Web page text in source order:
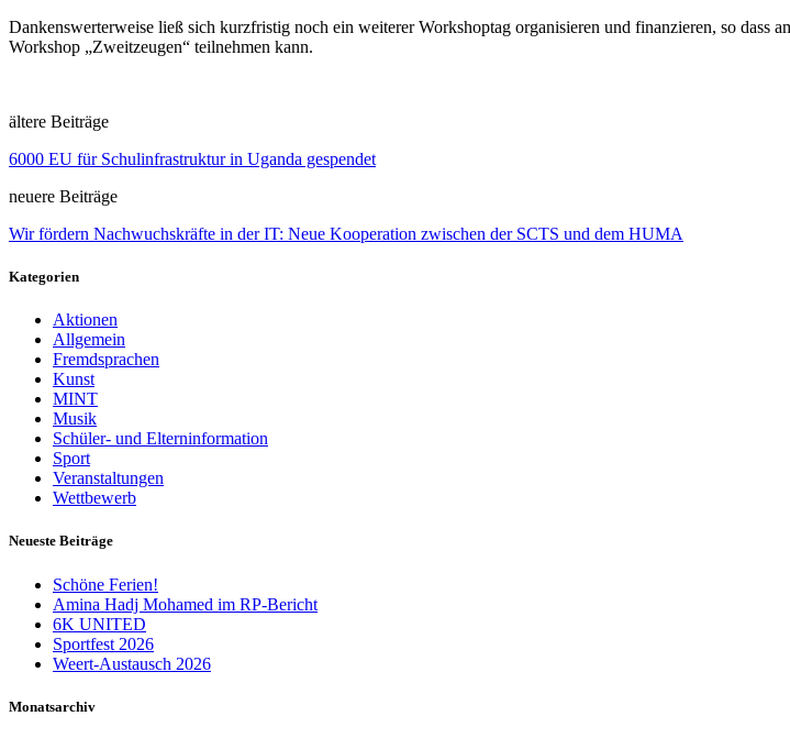
Dankenswerterweise ließ sich kurzfristig noch ein weiterer Workshoptag organisieren und finanzieren, so dass
Workshop „Zweitzeugen“ teilnehmen kann.
ältere Beiträge
6000 EU für Schulinfrastruktur in Uganda gespendet
neuere Beiträge
Wir fördern Nachwuchskräfte in der IT: Neue Kooperation zwischen der SCTS und dem HUMA
Kategorien
Aktionen
Allgemein
Fremdsprachen
Kunst
MINT
Musik
Schüler- und Elterninformation
Sport
Veranstaltungen
Wettbewerb
Neueste Beiträge
Schöne Ferien!
Amina Hadj Mohamed im RP-Bericht
6K UNITED
Sportfest 2026
Weert-Austausch 2026
Monatsarchiv